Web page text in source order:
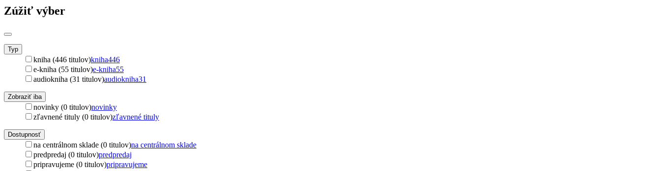
Zúžiť výber
Typ
kniha (446 titulov)kniha446
e-kniha (55 titulov)e-kniha55
audiokniha (31 titulov)audiokniha31
Zobraziť iba
novinky (0 titulov)novinky
zľavnené tituly (0 titulov)zľavnené tituly
Dostupnosť
na centrálnom sklade (0 titulov)na centrálnom sklade
predpredaj (0 titulov)predpredaj
pripravujeme (0 titulov)pripravujeme